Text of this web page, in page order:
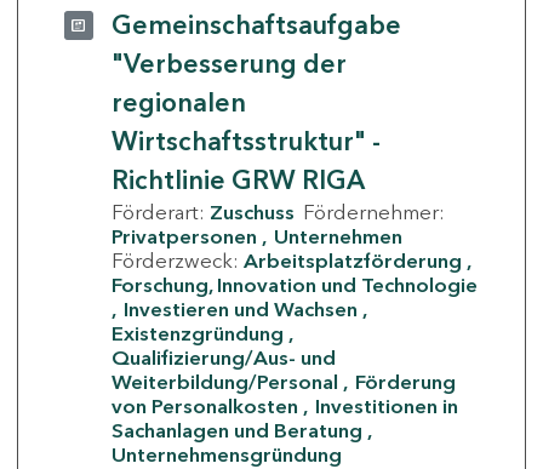
Gemeinschaftsaufgabe
"Verbesserung der
regionalen
Wirtschaftsstruktur" -
Richtlinie GRW RIGA
Förderart: Zuschuss Fördernehmer:
Privatpersonen
Unternehmen
Förderzweck: Arbeitsplatzförderung
Forschung, Innovation und Technologie
Investieren und Wachsen
Existenzgründung
Qualifizierung/Aus- und
Weiterbildung/Personal
Förderung
von Personalkosten
Investitionen in
Sachanlagen und Beratung
Unternehmensgründung